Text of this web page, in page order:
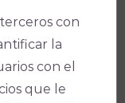
con
la
con el
que le